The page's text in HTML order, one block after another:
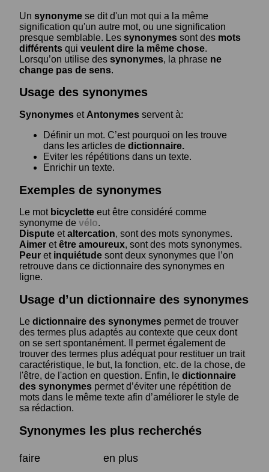
Un synonyme se dit d'un mot qui a la même
signification qu'un autre mot, ou une signification
presque semblable. Les synonymes sont des mots
différents qui veulent dire la même chose.
Lorsqu’on utilise des synonymes, la phrase ne
change pas de sens.
Usage des synonymes
Synonymes et Antonymes servent à:
Définir un mot. C’est pourquoi on les trouve
dans les articles de dictionnaire.
Eviter les répétitions dans un texte.
Enrichir un texte.
Exemples de synonymes
Le mot bicyclette eut être considéré comme
synonyme de vélo.
Dispute etaltercation, sont des mots synonymes.
Aimer etêtre amoureux, sont des mots synonymes.
Peur et inquiétude sont deux synonymes que l’on
retrouve dans ce dictionnaire des synonymes en
ligne.
Usage d’un dictionnaire des synonymes
Le dictionnaire des synonymes permet de trouver
des termes plus adaptés au contexte que ceux dont
on se sert spontanément. Il permet également de
trouver des termes plus adéquat pour restituer un trait
caractéristique, le but, la fonction, etc. de la chose, de
l'être, de l'action en question. Enfin, le dictionnaire
des synonymes permet d’éviter une répétition de
mots dans le même texte afin d’améliorer le style de
sa rédaction.
Synonymes les plus recherchés
faire
en plus